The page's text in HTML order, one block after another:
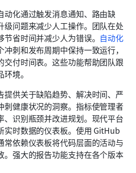
动化通过触发消息通知、路由缺
级问题来减少人工操作。团队在处
省时间并减少人为错误。 自动化
冲刺和发布周期中保持一致运行，
交付时间表。这些功能帮助团队跟
境。
提供关于缺陷趋势、解决时间、严
刺健康状况的洞察。指标使管理者
、识别瓶颈并改进规划。现代平台
实时数据的仪表板。使用 GitHub
常依赖仪表板将代码层面的活动与
。强大的报告功能支持在各个版本